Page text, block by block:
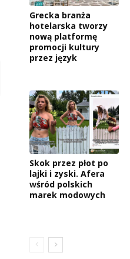
Grecka branża
hotelarska tworzy
nową platformę
promocji kultury
przez język
Skok przez płot po
lajki i zyski. Afera
wśród polskich
marek modowych